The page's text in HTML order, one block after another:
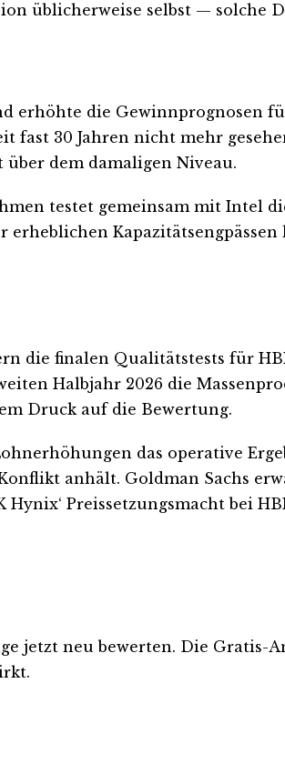
üblicherweise selbst — solche
erhöhte die Gewinnprognosen
fast 30 Jahren nicht mehr
dem damaligen Niveau.
testet gemeinsam mit Intel
die finalen Qualitätstests für
Halbjahr 2026 die
Druck auf die Bewertung.
das operative
anhält. Goldman Sachs
Preissetzungsmacht bei
jetzt neu bewerten. Die Gratis-